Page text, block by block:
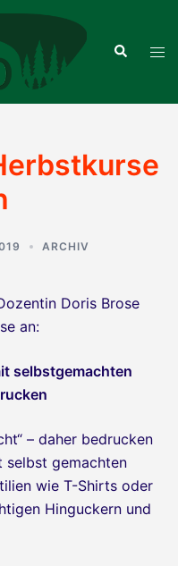
Suche
ARCHIV
Doris Brose
an:
selbstgemachten
– daher bedrucken
selbst gemachten
wie T-Shirts oder
Hinguckern und